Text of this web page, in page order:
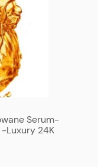
Serum-
-Luxury 24K